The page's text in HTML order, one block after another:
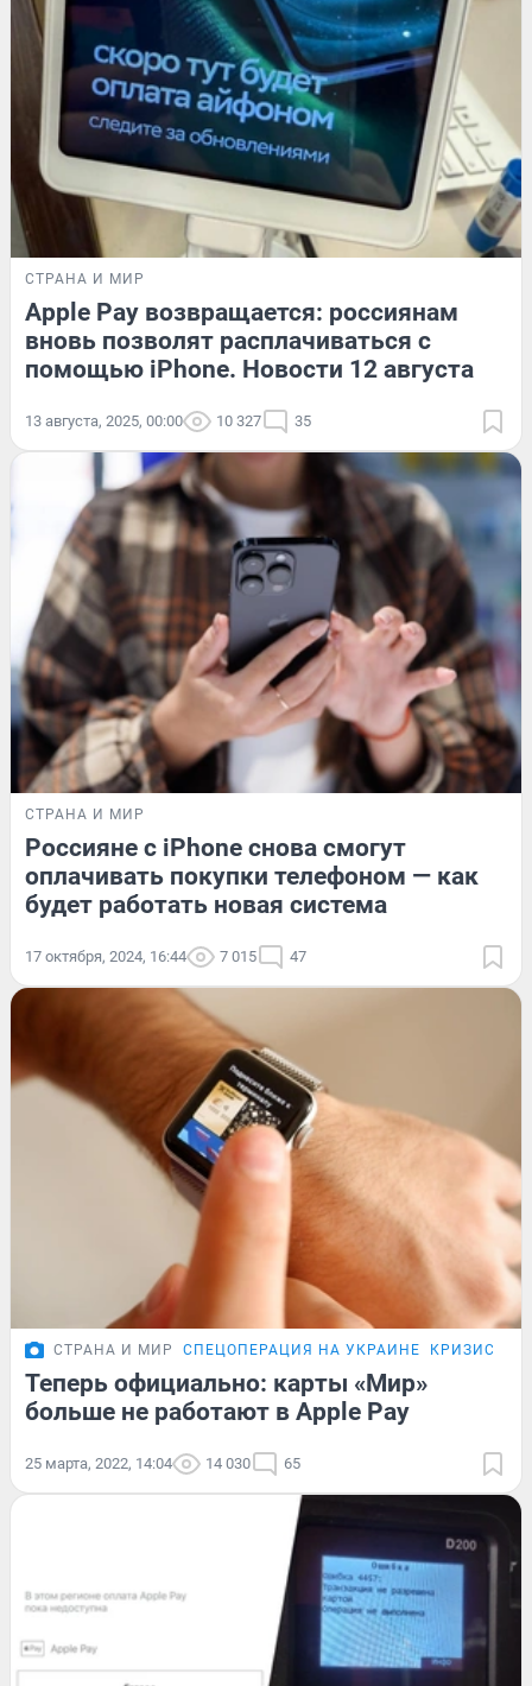
СТРАНА И МИР
Apple Pay возвращается: россиянам
вновь позволят расплачиваться с
помощью iPhone. Новости 12 августа
13 августа, 2025, 00:00 10 327 35
СТРАНА И МИР
Россияне с iPhone снова смогут
оплачивать покупки телефоном — как
будет работать новая система
17 октября, 2024, 16:44 7 015 47
СТРАНА И МИР СПЕЦОПЕРАЦИЯ НА УКРАИНЕ КРИЗИС-
Теперь официально: карты «Мир»
больше не работают в Apple Pay
25 марта, 2022, 14:04 14 030 65